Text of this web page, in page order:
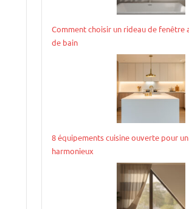
Comment choisir un rideau de
de bain
8 équipements cuisine ouverte pour
harmonieux